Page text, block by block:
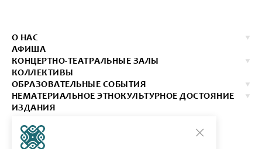
О НАС
АФИША
КОНЦЕРТНО-ТЕАТРАЛЬНЫЕ ЗАЛЫ
КОЛЛЕКТИВЫ
ОБРАЗОВАТЕЛЬНЫЕ СОБЫТИЯ
НЕМАТЕРИАЛЬНОЕ ЭТНОКУЛЬТУРНОЕ ДОСТОЯНИЕ
ИЗДАНИЯ
КУПИТЬ БИЛЕТ